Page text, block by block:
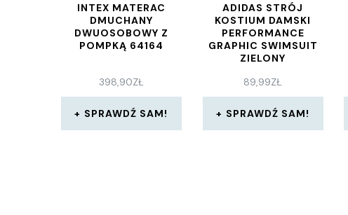
INTEX MATERAC
DMUCHANY
DWUOSOBOWY Z
POMPKĄ 64164
398,90ZŁ
SPRAWDŹ SAM!
ADIDAS STRÓJ
KOSTIUM DAMSKI
PERFORMANCE
GRAPHIC SWIMSUIT
ZIELONY
89,99ZŁ
SPRAWDŹ SAM!